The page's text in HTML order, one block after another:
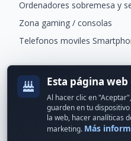
Ordenadores sobremesa y
Zona gaming / consolas
Telefonos moviles
Recibe ofertas exclusivas y
Esta página
Al hacer clic en
guarden en tu
la web, hacer analíticas
marketing. Más